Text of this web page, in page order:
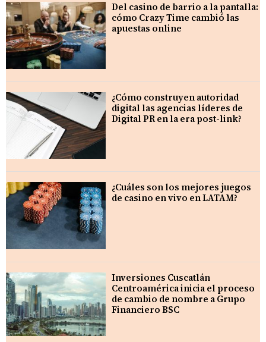
Del casino de barrio a la pantalla:
cómo Crazy Time cambió las
apuestas online
¿Cómo construyen autoridad
digital las agencias líderes de
Digital PR en la era post-link?
¿Cuáles son los mejores juegos
de casino en vivo en LATAM?
Inversiones Cuscatlán
Centroamérica inicia el proceso
de cambio de nombre a Grupo
Financiero BSC